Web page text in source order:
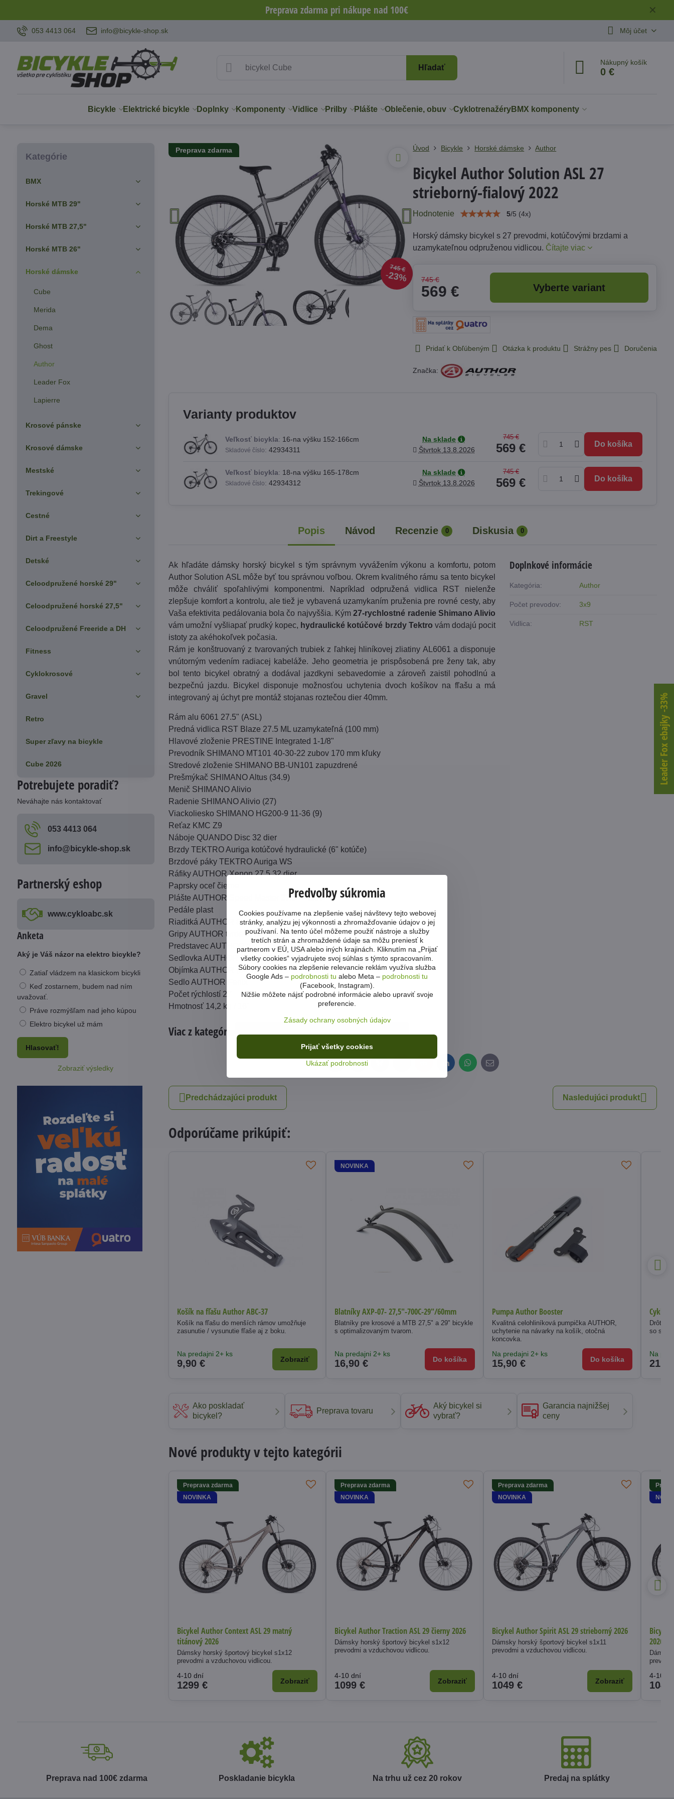
✕
Preprava zdarma pri nákupe nad 100€
053 4413 064 info@bicykle-shop.sk Môj účet
Hľadať
Nákupný košík
0 €
Bicykle Elektrické bicykle Doplnky Komponenty Vidlice Prilby Plášte Oblečenie, obuv CyklotrenažéryBMX komponenty
Preprava zdarma
745 €
23%
Úvod Bicykle Horské dámske Author
Bicykel Author Solution ASL 27
strieborný-fialový 2022
Hodnotenie 5/5 (4x)
Horský dámsky bicykel s 27 prevodmi, kotúčovými brzdami a
uzamykateľnou odpruženou vidlicou. Čítajte viac
745 €
569 € Vyberte variant
Pridať k Obľúbeným Otázka k produktu Strážny pes Doručenia
Značka:
Varianty produktov
Veľkosť bicykla: 16-na výšku 152-166cm
Skladové číslo:42934311
Na sklade
Štvrtok 13.8.2026
745 €
569 € Do košíka
Veľkosť bicykla: 18-na výšku 165-178cm
Skladové číslo:42934312
Na sklade
Štvrtok 13.8.2026
745 €
569 € Do košíka
Popis Návod Recenzie 0 Diskusia 0
Ak hľadáte dámsky horský bicykel s tým správnym vyvážením výkonu a komfortu, potom
Author Solution ASL môže byť tou správnou voľbou. Okrem kvalitného rámu sa tento bicykel
môže chváliť spoľahlivými komponentmi. Napríklad odpružená vidlica RST nielenže
zlepšuje komfort a kontrolu, ale tiež je vybavená uzamykaním pruženia pre rovné cesty, aby
Vaša efektivita pedálovania bola čo najvyššia. Kým 27-rychlostné radenie Shimano Alivio
vám umožní vyšliapať prudký kopec, hydraulické kotúčové brzdy Tektro vám dodajú pocit
istoty za akéhokoľvek počasia.
Rám je konštruovaný z tvarovaných trubiek z ľahkej hliníkovej zliatiny AL6061 a disponuje
vnútorným vedením radiacej kabeláže. Jeho geometria je prispôsobená pre ženy tak, aby
bol tento bicykel obratný a dodával jazdkyni sebavedomie a zároveň zaistil pohodlnú a
bezpečnú jazdu. Bicykel disponuje možnosťou uchytenia dvoch košíkov na fľašu a má
integrovaný aj úchyt pre montáž stojanas roztečou dier 40mm.
Rám alu 6061 27.5" (ASL)
Predná vidlica RST Blaze 27.5 ML uzamykateľná (100 mm)
Hlavové zloženie PRESTINE Integrated 1-1/8"
Prevodník SHIMANO MT101 40-30-22 zubov 170 mm kľuky
Stredové zloženie SHIMANO BB-UN101 zapuzdrené
Prešmýkač SHIMANO Altus (34.9)
Menič SHIMANO Alivio
Radenie SHIMANO Alivio (27)
Viackoliesko SHIMANO HG200-9 11-36 (9)
Reťaz KMC Z9
Náboje QUANDO Disc 32 dier
Brzdy TEKTRO Auriga kotúčové hydraulické (6" kotúče)
Brzdové páky TEKTRO Auriga WS
Ráfiky AUTHOR Xenon 27.5 32 dier
Paprsky oceľ čierne
Plášte AUTHOR Speed Master 27.5" × 2.00"
Pedále plast
Riaditká AUTHOR 8° 640 / 660 mm
Gripy AUTHOR tvrdená pena
Predstavec AUTHOR alu
Sedlovka AUTHOR alu (31.6)
Objímka AUTHOR (34.9)
Sedlo AUTHOR Fenix
Počet rýchlostí 27
Hmotnosť 14,2 kg / 16"
Viac z kategórie
Doplnkové informácie
Kategória: Author
Počet prevodov: 3x9
Vidlica: RST
Facebook
Twitter LinkedInWhatsApp
E-
mail
Predchádzajúci produkt Nasledujúci produkt
Odporúčame prikúpiť:
Košík na fľašu Author ABC-37
Košík na fľašu do menších rámov umožňuje
zasunutie / vysunutie fľaše aj z boku.
Na predajni 2+ ks
9,90 € Zobraziť
NOVINKA
Blatníky AXP-07- 27,5"-700C-29"/60mm
Blatníky pre krosové a MTB 27,5" a 29" bicykle
s optimalizovaným tvarom.
Na predajni 2+ ks
16,90 € Do košíka
Pumpa Author Booster
Kvalitná celohliníková pumpička AUTHOR,
uchytenie na návarky na košík, otočná
koncovka.
Na predajni 2+ ks
15,90 € Do košíka
so
Na
Ako poskladať
bicykel?
Preprava tovaru
Aký bicykel si
vybrať?
Garancia najnižšej
ceny
Nové produkty v tejto kategórii
Preprava zdarma
NOVINKA
Bicykel Author Context ASL 29 matný
titánový 2026
Dámsky horský športový bicykel s1x12
prevodmi a vzduchovou vidlicou.
4-10 dní
1299 € Zobraziť
Preprava zdarma
NOVINKA
Bicykel Author Traction ASL 29 čierny 2026
Dámsky horský športový bicykel s1x12
prevodmi a vzduchovou vidlicou.
4-10 dní
1099 € Zobraziť
Preprava zdarma
NOVINKA
Bicykel Author Spirit ASL 29 strieborný 2026
Dámsky horský športový bicykel s1x11
prevodmi a vzduchovou vidlicou.
4-10 dní
1049 € Zobraziť
2026
4-10
1049
Kategórie
BMX
Horské MTB 29"
Horské MTB 27,5"
Horské MTB 26"
Horské dámske
Cube
Merida
Dema
Ghost
Author
Leader Fox
Lapierre
Krosové pánske
Krosové dámske
Mestské
Trekingové
Cestné
Dirt a Freestyle
Detské
Celoodpružené horské 29"
Celoodpružené horské 27,5"
Celoodpružené Freeride a DH
Fitness
Cyklokrosové
Gravel
Retro
Super zľavy na bicykle
Cube 2026
Potrebujete poradiť?
Neváhajte nás kontaktovať
053 4413 064
info​@bicykle-shop​.sk
Partnerský eshop
www​.cykloabc​.sk
Anketa
Aký je Váš názor na elektro bicykle?
Zatiaľ vládzem na klasickom bicykli
Keď zostarnem, budem nad ním
uvažovať.
Práve rozmýšľam nad jeho kúpou
Elektro bicykel už mám
Hlasovať!
Zobraziť výsledky
Preprava nad 100€ zdarma Poskladanie bicykla Na trhu už cez 20 rokov Predaj na splátky
Leader Fox ebajky -33%
Predvoľby súkromia
Cookies používame na zlepšenie vašej návštevy tejto webovej
stránky, analýzu jej výkonnosti a zhromažďovanie údajov o jej
používaní. Na tento účel môžeme použiť nástroje a služby
tretích strán a zhromaždené údaje sa môžu preniesť k
partnerom v EÚ, USA alebo iných krajinách. Kliknutím na „Prijať
všetky cookies“ vyjadrujete svoj súhlas s týmto spracovaním.
Súbory cookies na zlepšenie relevancie reklám využíva služba
Google Ads – podrobnosti tu alebo Meta – podrobnosti tu
(Facebook, Instagram).
Nižšie môžete nájsť podrobné informácie alebo upraviť svoje
preferencie.
Zásady ochrany osobných údajov
Ukázať podrobnosti
Prijať všetky cookies